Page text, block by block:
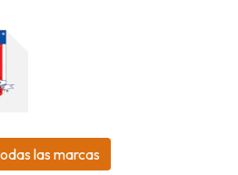
las marcas